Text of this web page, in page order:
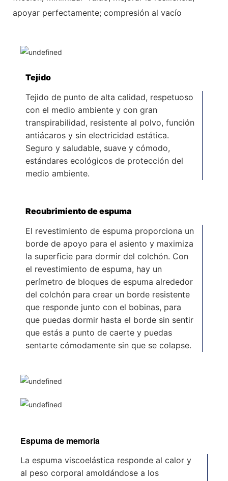
apoyar perfectamente; compresión al vacío
Tejido
Tejido de punto de alta calidad, respetuoso
con el medio ambiente y con gran
transpirabilidad, resistente al polvo, función
antiácaros y sin electricidad estática.
Seguro y saludable, suave y cómodo,
estándares ecológicos de protección del
medio ambiente.
Recubrimiento de espuma
El revestimiento de espuma proporciona un
borde de apoyo para el asiento y maximiza
la superficie para dormir del colchón. Con
el revestimiento de espuma, hay un
perímetro de bloques de espuma alrededor
del colchón para crear un borde resistente
que responde junto con el bobinas, para
que puedas dormir hasta el borde sin sentir
que estás a punto de caerte y puedas
sentarte cómodamente sin que se colapse.
Espuma de memoria
La espuma viscoelástica responde al calor y
al peso corporal amoldándose a los